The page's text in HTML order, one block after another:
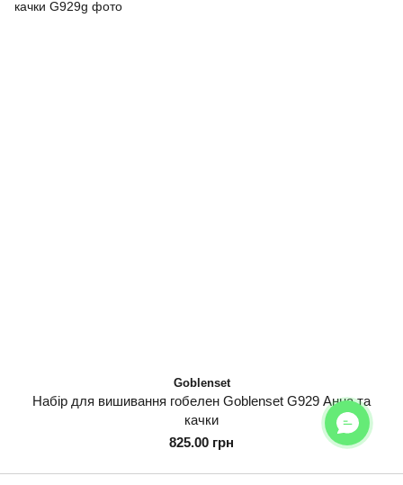
Goblenset
Набір для вишивання гобелен Goblenset G929 Анна та
качки
825.00 грн